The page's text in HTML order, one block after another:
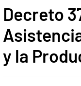
Decreto
y la